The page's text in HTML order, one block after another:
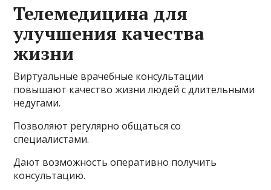
Телемедицина для
улучшения качества
жизни
Виртуальные врачебные консультации
повышают качество жизни людей с длительными
недугами.
Позволяют регулярно общаться со
специалистами.
Дают возможность оперативно получить
консультацию.